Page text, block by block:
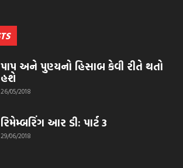
પાપ અને પુણ્યનો હિસાબ કેવી રીતે થતો
હશે
26/05/2018
રિમેમ્બરિંગ આર ડી: પાર્ટ 3
29/06/2018